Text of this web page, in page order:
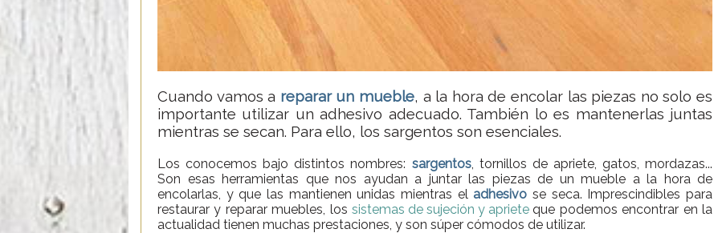
Cuando vamos a reparar un mueble, a la hora de encolar las piezas no solo es
importante utilizar un adhesivo adecuado. También lo es mantenerlas juntas
mientras se secan. Para ello, los sargentos son esenciales.
Los conocemos bajo distintos nombres: sargentos, tornillos de apriete, gatos, mordazas...
Son esas herramientas que nos ayudan a juntar las piezas de un mueble a la hora de
encolarlas, y que las mantienen unidas mientras el adhesivo se seca. Imprescindibles para
restaurar y reparar muebles, lossistemas de sujeción y aprieteque podemos encontrar en la
actualidad tienen muchas prestaciones, y son súper cómodos de utilizar.